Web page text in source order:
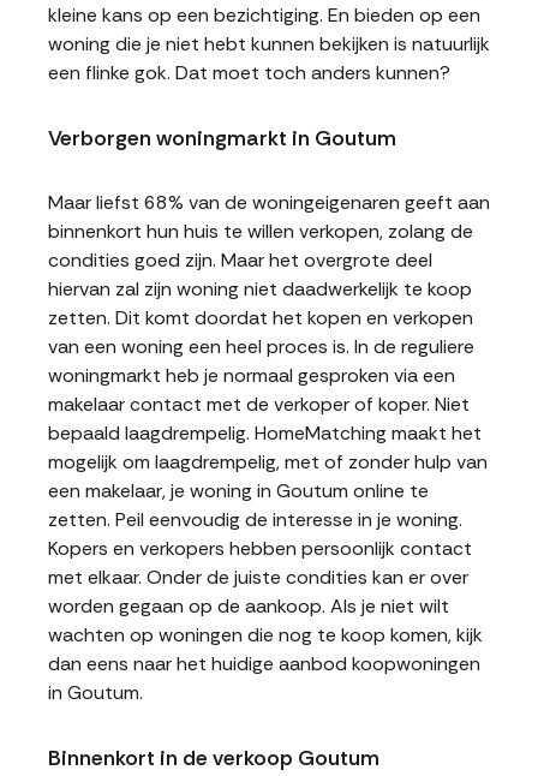
kleine kans op een bezichtiging. En bieden op een
woning die je niet hebt kunnen bekijken is natuurlijk
een flinke gok. Dat moet toch anders kunnen?
Verborgen woningmarkt in Goutum
Maar liefst 68% van de woningeigenaren geeft aan
binnenkort hun huis te willen verkopen, zolang de
condities goed zijn. Maar het overgrote deel
hiervan zal zijn woning niet daadwerkelijk te koop
zetten. Dit komt doordat het kopen en verkopen
van een woning een heel proces is. In de reguliere
woningmarkt heb je normaal gesproken via een
makelaar contact met de verkoper of koper. Niet
bepaald laagdrempelig. HomeMatching maakt het
mogelijk om laagdrempelig, met of zonder hulp van
een makelaar, je woning in Goutum online te
zetten. Peil eenvoudig de interesse in je woning.
Kopers en verkopers hebben persoonlijk contact
met elkaar. Onder de juiste condities kan er over
worden gegaan op de aankoop. Als je niet wilt
wachten op woningen die nog te koop komen, kijk
dan eens naar het huidige aanbod koopwoningen
in Goutum.
Binnenkort in de verkoop Goutum